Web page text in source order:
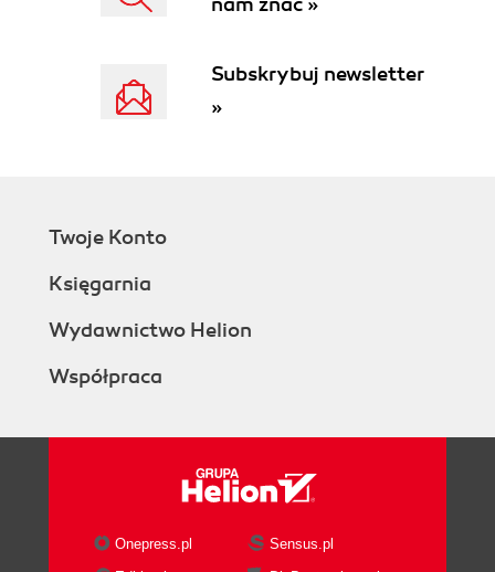
nam znać »
Subskrybuj newsletter
»
Twoje Konto
Księgarnia
Wydawnictwo Helion
Współpraca
Onepress.pl
Sensus.pl